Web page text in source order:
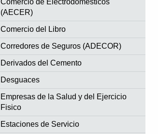
(AECER)
Comercio del Libro
Corredores de Seguros (ADECOR)
Derivados del Cemento
Desguaces
Empresas de la Salud y del Ejercicio
Fisico
Estaciones de Servicio